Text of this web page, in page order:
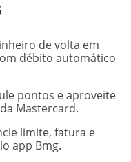
de volta em
débito automático
pontos e aproveite
Mastercard.
limite, fatura e
app Bmg.